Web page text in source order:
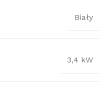
Biały
3,4 kW